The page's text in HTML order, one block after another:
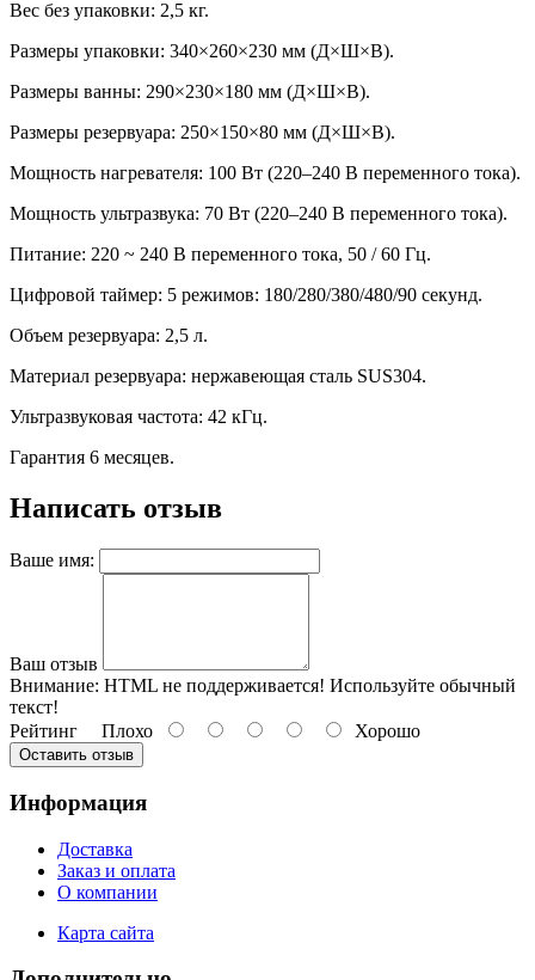
Вес без упаковки: 2,5 кг.
Размеры упаковки: 340×260×230 мм (Д×Ш×В).
Размеры ванны: 290×230×180 мм (Д×Ш×В).
Размеры резервуара: 250×150×80 мм (Д×Ш×В).
Мощность нагревателя: 100 Вт (220–240 В переменного тока).
Мощность ультразвука: 70 Вт (220–240 В переменного тока).
Питание: 220 ~ 240 В переменного тока, 50 / 60 Гц.
Цифровой таймер: 5 режимов: 180/280/380/480/90 секунд.
Объем резервуара: 2,5 л.
Материал резервуара: нержавеющая сталь SUS304.
Ультразвуковая частота: 42 кГц.
Гарантия 6 месяцев.
Написать отзыв
Ваше имя:
Ваш отзыв
Внимание: HTML не поддерживается! Используйте обычный
текст!
Рейтинг Плохо Хорошо
Оставить отзыв
Информация
Доставка
Заказ и оплата
О компании
Карта сайта